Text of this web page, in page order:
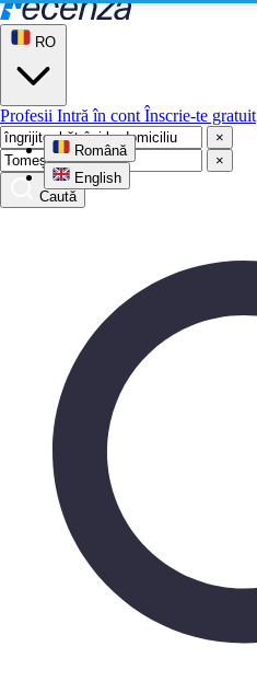
RO
Română
English
Profesii Intră în cont Înscrie-te gratuit
×
×
Caută